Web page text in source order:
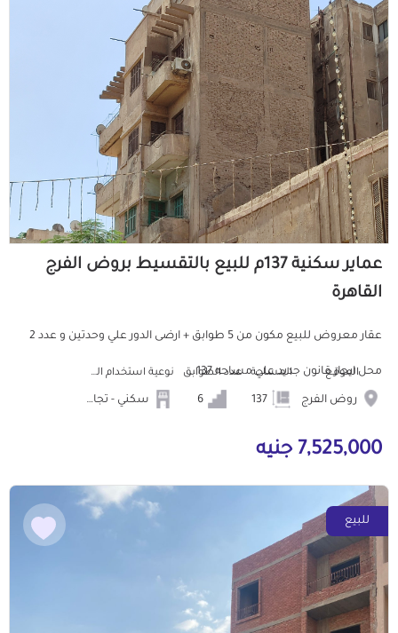
عماير سكنية 137م للبيع بالتقسيط بروض الفرج
القاهرة
عقار معروض للبيع مكون من 5 طوابق + ارضى الدور علي وحدتين و عدد 2
محل ايجار قانون جديد علي مساحه 137...
الموقع
روض الفرج
المساحة عدد الطوابق
6
نوعية استخدام العمارة
سكني - تجاري
7,525,000 جنيه
للبيع